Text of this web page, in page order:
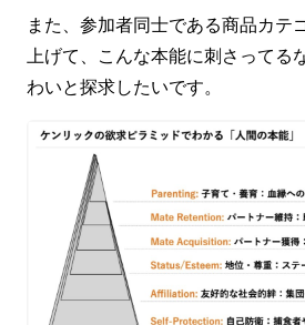
また、参加者同士である商品カテ
上げて、こんな本能に刺さってる
わいと探求したいです。